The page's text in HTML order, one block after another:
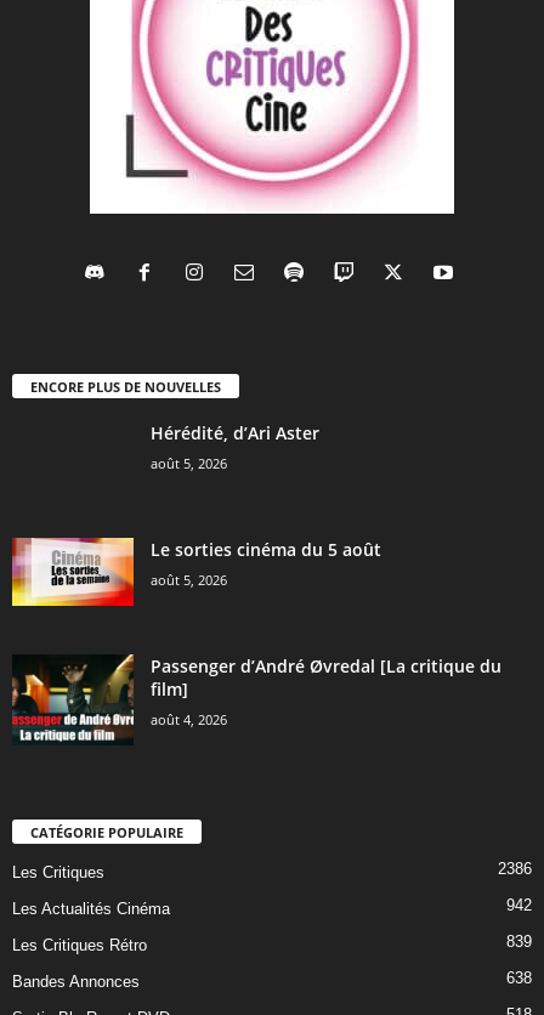
ENCORE PLUS DE NOUVELLES
Hérédité, d’Ari Aster
août 5, 2026
Le sorties cinéma du 5 août
août 5, 2026
Passenger d’André Øvredal [La critique du
film]
août 4, 2026
CATÉGORIE POPULAIRE
Les Critiques 2386
Les Actualités Cinéma 942
Les Critiques Rétro 839
Bandes Annonces 638